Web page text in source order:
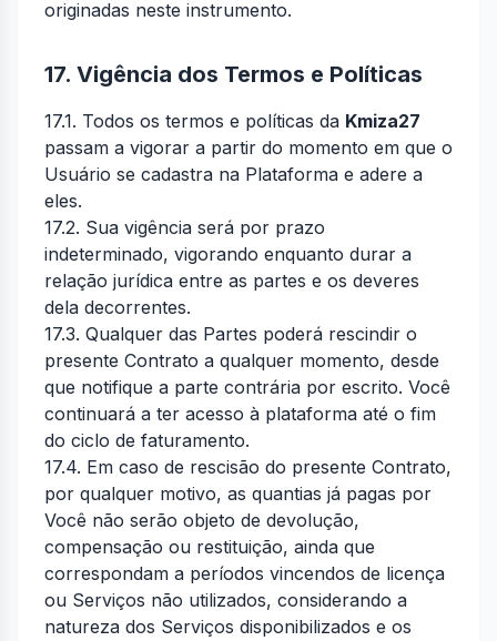
originadas neste instrumento.
17. Vigência dos Termos e Políticas
17.1. Todos os termos e políticas da Kmiza27
passam a vigorar a partir do momento em que o
Usuário se cadastra na Plataforma e adere a
eles.
17.2. Sua vigência será por prazo
indeterminado, vigorando enquanto durar a
relação jurídica entre as partes e os deveres
dela decorrentes.
17.3. Qualquer das Partes poderá rescindir o
presente Contrato a qualquer momento, desde
que notifique a parte contrária por escrito. Você
continuará a ter acesso à plataforma até o fim
do ciclo de faturamento.
17.4. Em caso de rescisão do presente Contrato,
por qualquer motivo, as quantias já pagas por
Você não serão objeto de devolução,
compensação ou restituição, ainda que
correspondam a períodos vincendos de licença
ou Serviços não utilizados, considerando a
natureza dos Serviços disponibilizados e os